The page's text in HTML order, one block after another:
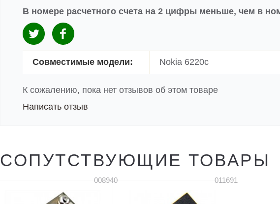
В номере расчетного счета на 2 цифры меньше, чем в
Совместимые модели: Nokia 6220c
К сожалению, пока нет отзывов об этом товаре
Написать отзыв
СОПУТСТВУЮЩИЕ ТОВАРЫ
008940 011691